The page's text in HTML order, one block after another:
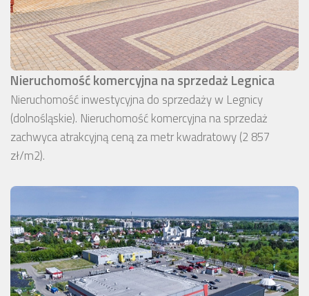
Nieruchomość komercyjna na sprzedaż Legnica
Nieruchomość inwestycyjna do sprzedaży w Legnicy
(dolnośląskie). Nieruchomość komercyjna na sprzedaż
zachwyca atrakcyjną ceną za metr kwadratowy (2 857
zł/m2).